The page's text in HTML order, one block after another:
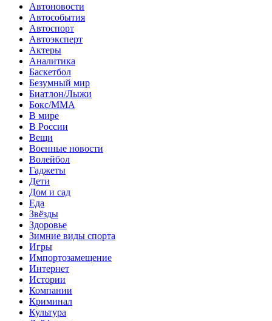
Автоновости
Автособытия
Автоспорт
Автоэксперт
Актеры
Аналитика
Баскетбол
Безумный мир
Биатлон/Лыжи
Бокс/MMA
В мире
В России
Вещи
Военные новости
Волейбол
Гаджеты
Дети
Дом и сад
Еда
Звёзды
Здоровье
Зимние виды спорта
Игры
Импортозамещение
Интернет
Истории
Компании
Криминал
Культура